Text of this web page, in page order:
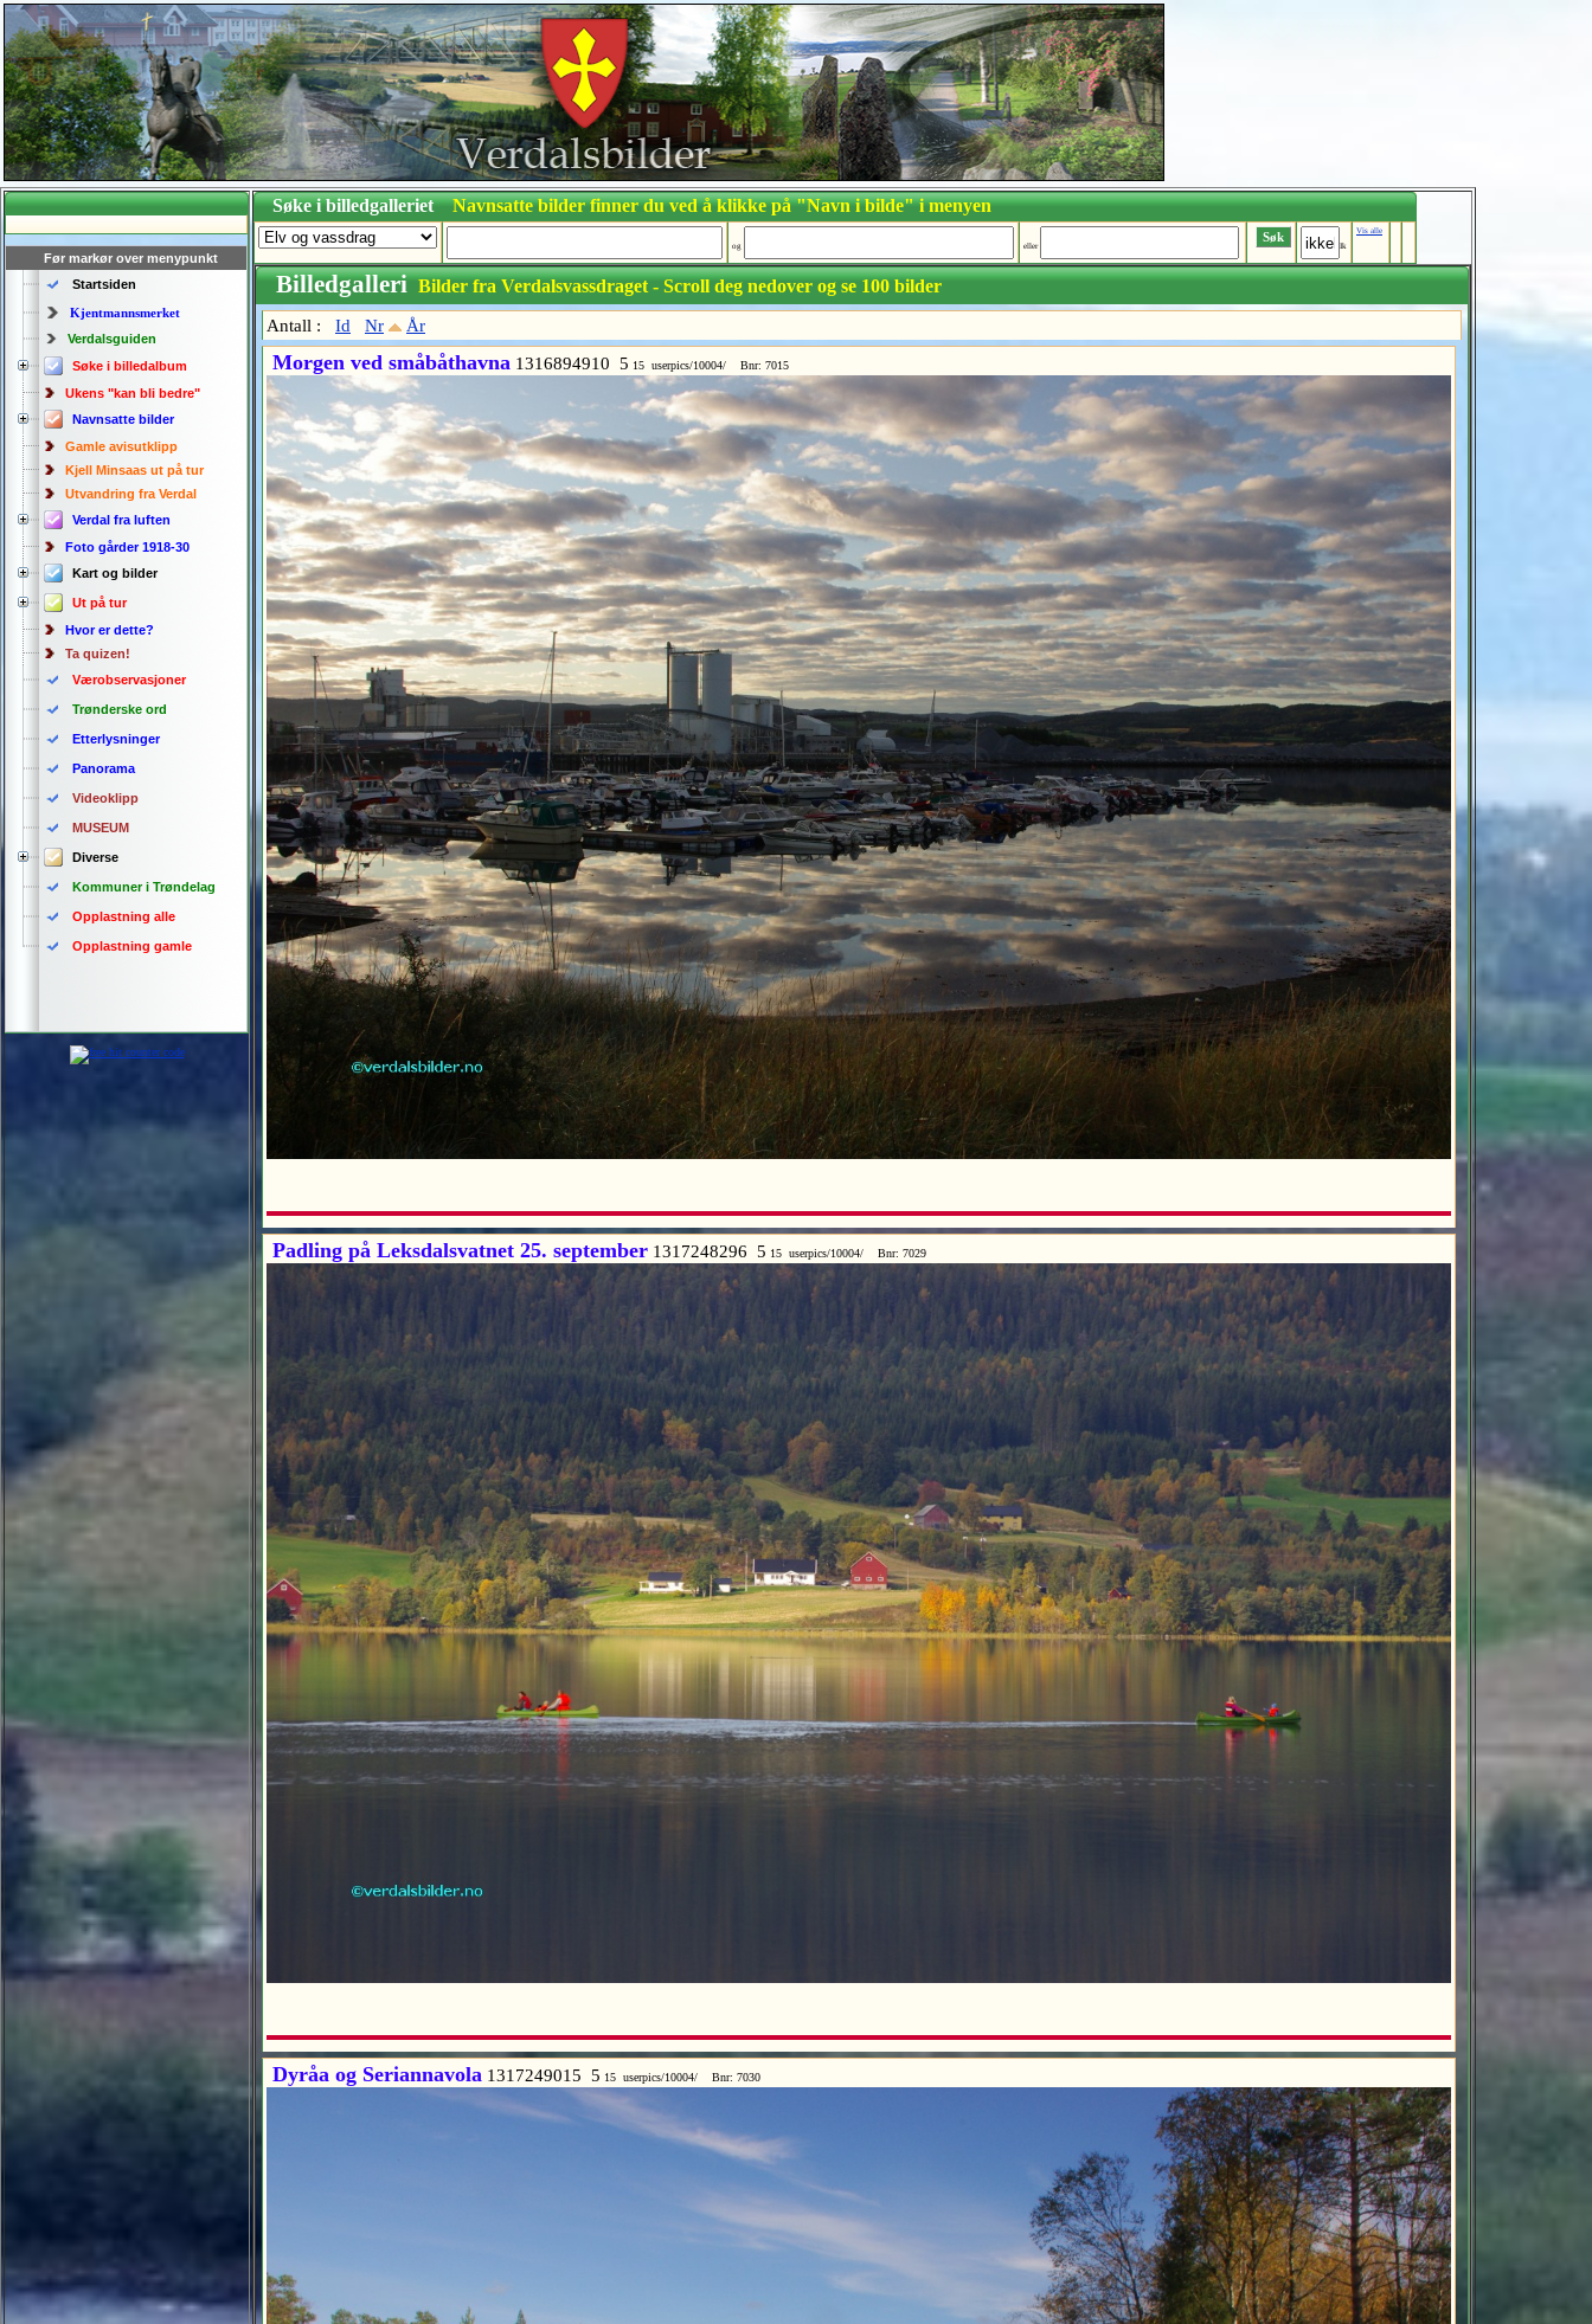
Før markør over menypunkt
Startsiden
Kjentmannsmerket
Verdalsguiden
Søke i billedalbum
Ukens "kan bli bedre"
Navnsatte bilder
Gamle avisutklipp
Kjell Minsaas ut på tur
Utvandring fra Verdal
Verdal fra luften
Foto gårder 1918-30
Kart og bilder
Ut på tur
Hvor er dette?
Ta quizen!
Værobservasjoner
Trønderske ord
Etterlysninger
Panorama
Videoklipp
MUSEUM
Diverse
Kommuner i Trøndelag
Opplastning alle
Opplastning gamle
Søke i billedgallerietNavnsatte bilder finner du ved å klikke på "Navn i bilde" i menyen
og eller Ik
Vis alle
Billedgalleri Bilder fra Verdalsvassdraget - Scroll deg nedover og se 100 bilder
Antall : Id Nr År
Morgen ved småbåthavna 1316894910 5 15 userpics/10004/ Bnr: 7015
Padling på Leksdalsvatnet 25. september 1317248296 5 15 userpics/10004/ Bnr: 7029
Dyråa og Seriannavola 1317249015 5 15 userpics/10004/ Bnr: 7030